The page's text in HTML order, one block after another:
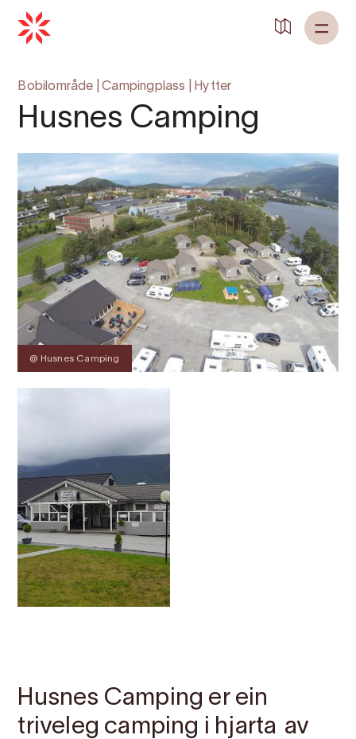
Bobilområde |Campingplass Hytter
Husnes Camping
@ Husnes Camping
Husnes Camping er ein
triveleg camping i hjarta av